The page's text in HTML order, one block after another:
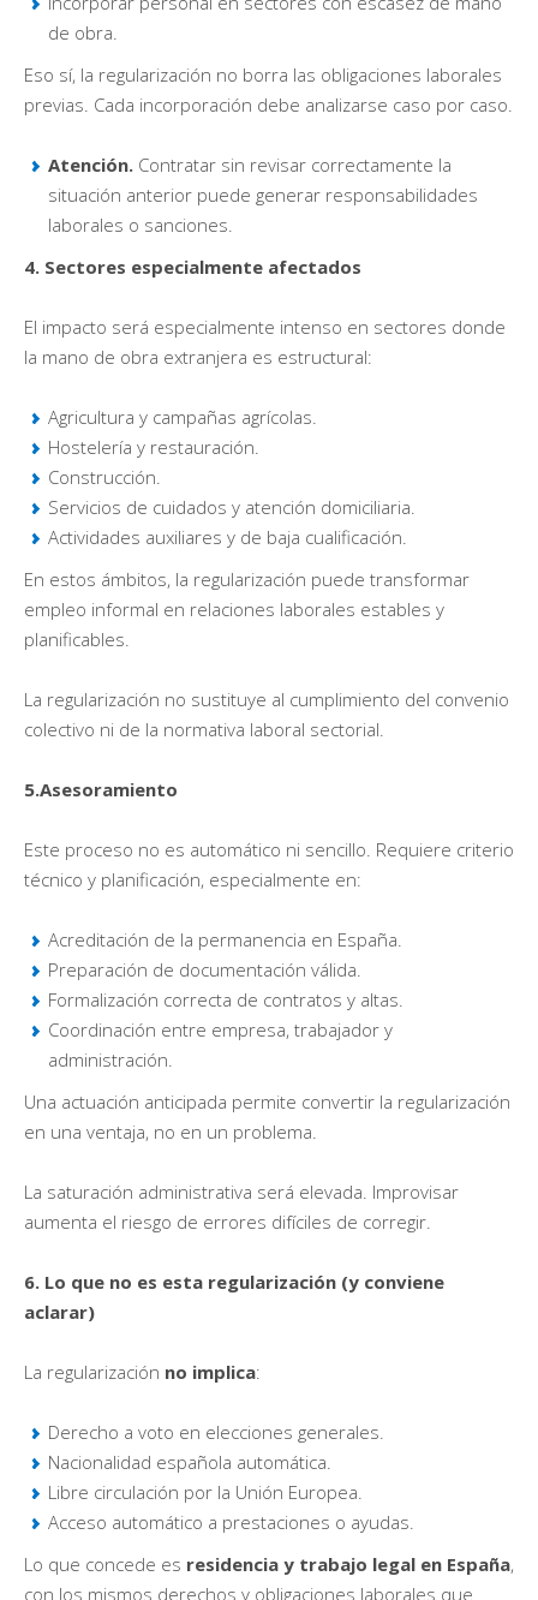
de obra.
Eso sí, la regularización no borra las obligaciones laborales
previas. Cada incorporación debe analizarse caso por caso.
Atención. Contratar sin revisar correctamente la
situación anterior puede generar responsabilidades
laborales o sanciones.
4. Sectores especialmente afectados
El impacto será especialmente intenso en sectores donde
la mano de obra extranjera es estructural:
Agricultura y campañas agrícolas.
Hostelería y restauración.
Construcción.
Servicios de cuidados y atención domiciliaria.
Actividades auxiliares y de baja cualificación.
En estos ámbitos, la regularización puede transformar
empleo informal en relaciones laborales estables y
planificables.
La regularización no sustituye al cumplimiento del convenio
colectivo ni de la normativa laboral sectorial.
5.Asesoramiento
Este proceso no es automático ni sencillo. Requiere criterio
técnico y planificación, especialmente en:
Acreditación de la permanencia en España.
Preparación de documentación válida.
Formalización correcta de contratos y altas.
Coordinación entre empresa, trabajador y
administración.
Una actuación anticipada permite convertir la regularización
en una ventaja, no en un problema.
La saturación administrativa será elevada. Improvisar
aumenta el riesgo de errores difíciles de corregir.
6. Lo que no es esta regularización (y conviene
aclarar)
La regularización no implica:
Derecho a voto en elecciones generales.
Nacionalidad española automática.
Libre circulación por la Unión Europea.
Acceso automático a prestaciones o ayudas.
Lo que concede es residencia y trabajo legal en España,
con los mismos derechos y obligaciones laborales que